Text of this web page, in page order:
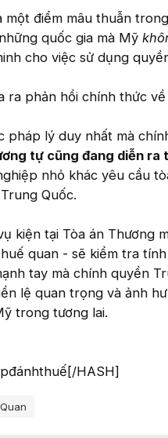
điểm mâu thuẫn
quốc gia mà Mỹ
cho việc sử dụng
ra phản hồi chính thức về
pháp lý duy nhất mà
tự cũng đang diễn ra
nhỏ khác yêu cầu
Quốc.
kiện tại Tòa án Thương
quan - sẽ kiểm tra
tay mà chính quyền
lệ quan trọng và ảnh
trong tương lai.
HASH]